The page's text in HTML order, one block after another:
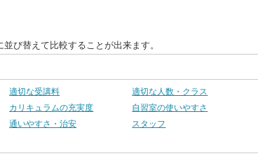
び替えて比較することが出来ます。
適切な受講料
適切な人数・クラス
カリキュラムの充実度
自習室の使いやすさ
通いやすさ・治安
スタッフ